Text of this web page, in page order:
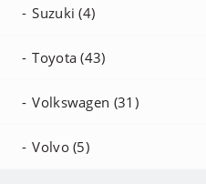
Suzuki (4)
Toyota (43)
Volkswagen (31)
Volvo (5)